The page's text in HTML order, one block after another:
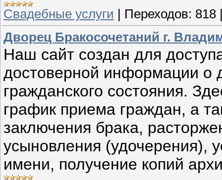
Свадебные услуги | Переходов: 818
Дворец Бракосочетаний г.
Наш сайт создан для
достоверной информации о
гражданского состояния.
график приема граждан, а
заключения брака,
усыновления (удочерения),
имени, получение копий